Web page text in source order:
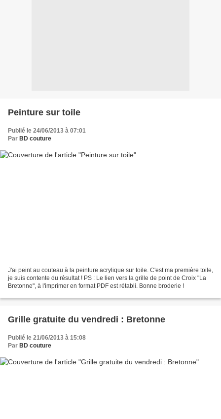
Peinture sur toile
Publié le 24/06/2013 à 07:01
Par BD couture
J'ai peint au couteau à la peinture acrylique sur toile. C'est ma première toile,
je suis contente du résultat ! PS : Le lien vers la grille de point de Croix "La
Bretonne", à l'imprimer en format PDF est rétabli. Bonne broderie !
Grille gratuite du vendredi : Bretonne
Publié le 21/06/2013 à 15:08
Par BD couture